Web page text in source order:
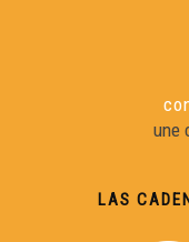
une
LAS